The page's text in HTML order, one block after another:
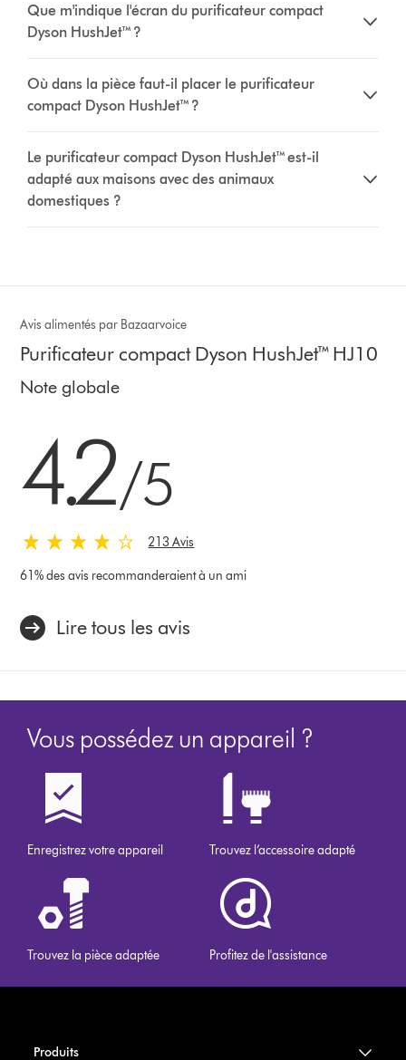
Que m'indique l'écran du purificateur compact
Dyson HushJet™ ?
Où dans la pièce faut-il placer le purificateur
compact Dyson HushJet™ ?
Le purificateur compact Dyson HushJet™ est-il
adapté aux maisons avec des animaux
domestiques ?
Avis alimentés par Bazaarvoice
Purificateur compact Dyson HushJet™ HJ10
Note globale
4.2/5
213 Avis
61% des avis recommanderaient à un ami
Lire tous les avis
Vous possédez un appareil ?
Enregistrez votre appareil Trouvez l’accessoire adapté
Trouvez la pièce adaptée Profitez de l'assistance
Produits